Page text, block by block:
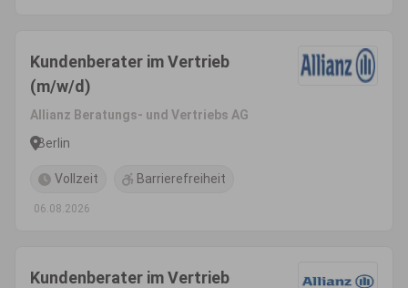
Kundenberater im Vertrieb
(m/w/d)
Allianz Beratungs- und Vertriebs AG
Berlin
Vollzeit Barrierefreiheit
06.08.2026
Kundenberater im Vertrieb